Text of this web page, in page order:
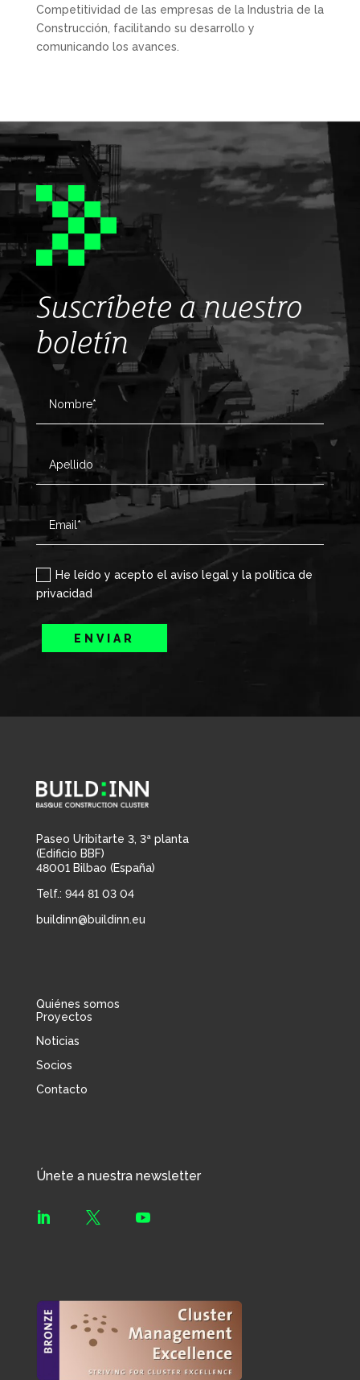
Competitividad de las empresas de la Industria de la
Construcción, facilitando su desarrollo y
comunicando los avances.
Suscríbete a nuestro
boletín
He leído y acepto el aviso legal y la política de
privacidad
ENVIAR
Paseo Uribitarte 3, 3ª planta
(Edificio BBF)
48001 Bilbao (España)
Telf.: 944 81 03 04
buildinn@buildinn.eu
Quiénes somos
Proyectos
Noticias
Socios
Contacto
Únete a nuestra newsletter
  